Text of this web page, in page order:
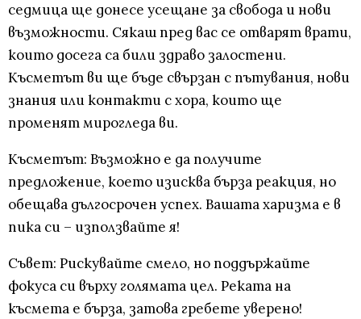
седмица ще донесе усещане за свобода и нови
възможности. Сякаш пред вас се отварят врати,
които досега са били здраво залостени.
Късметът ви ще бъде свързан с пътувания, нови
знания или контакти с хора, които ще
променят мирогледа ви.
Късметът: Възможно е да получите
предложение, което изисква бърза реакция, но
обещава дългосрочен успех. Вашата харизма е в
пика си – използвайте я!
Съвет: Рискувайте смело, но поддържайте
фокуса си върху голямата цел. Реката на
късмета е бърза, затова гребете уверено!